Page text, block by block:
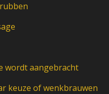
wordt aangebracht
keuze of wenkbrauwen